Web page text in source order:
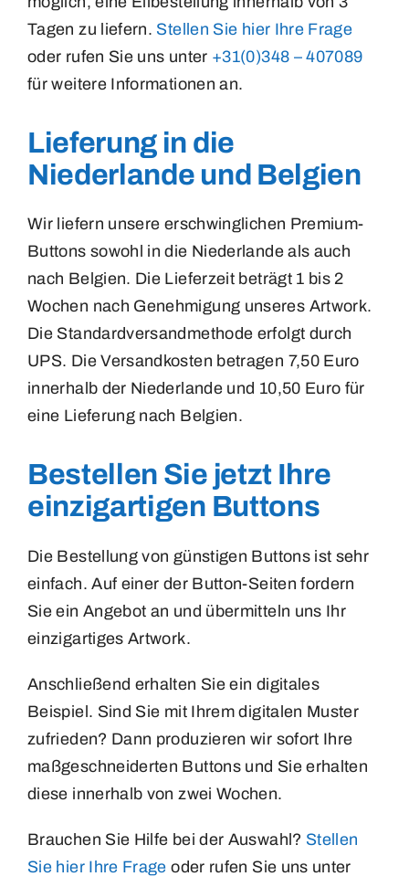
Tagen zu liefern. Stellen Sie hier Ihre Frage
oder rufen Sie uns unter +31(0)348 – 407089
für weitere Informationen an.
Lieferung in die
Niederlande und Belgien
Wir liefern unsere erschwinglichen Premium-
Buttons sowohl in die Niederlande als auch
nach Belgien. Die Lieferzeit beträgt 1 bis 2
Wochen nach Genehmigung unseres Artwork.
Die Standardversandmethode erfolgt durch
UPS. Die Versandkosten betragen 7,50 Euro
innerhalb der Niederlande und 10,50 Euro für
eine Lieferung nach Belgien.
Bestellen Sie jetzt Ihre
einzigartigen Buttons
Die Bestellung von günstigen Buttons ist sehr
einfach. Auf einer der Button-Seiten fordern
Sie ein Angebot an und übermitteln uns Ihr
einzigartiges Artwork.
Anschließend erhalten Sie ein digitales
Beispiel. Sind Sie mit Ihrem digitalen Muster
zufrieden? Dann produzieren wir sofort Ihre
maßgeschneiderten Buttons und Sie erhalten
diese innerhalb von zwei Wochen.
Brauchen Sie Hilfe bei der Auswahl? Stellen
Sie hier Ihre Frage oder rufen Sie uns unter